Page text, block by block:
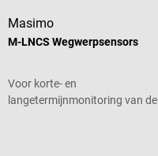
Masimo
M-LNCS Wegwerpsensors
Voor korte- en
langetermijnmonitoring van de